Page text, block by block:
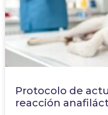
Protocolo de
reacción